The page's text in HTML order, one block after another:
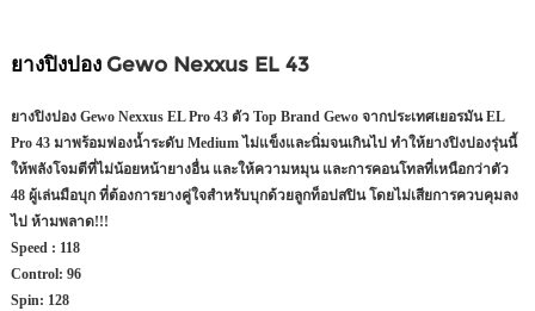
ยางปิงปอง Gewo Nexxus EL 43
ยางปิงปอง Gewo Nexxus EL Pro 43 ตัว Top Brand Gewo จากประเทศเยอรมัน EL
Pro 43 มาพร้อมฟองน้ำระดับ Medium ไม่แข็งและนิ่มจนเกินไป ทำให้ยางปิงปองรุ่นนี้
ให้พลังโจมตีที่ไม่น้อยหน้ายางอื่น และให้ความหมุน และการคอนโทลที่เหนือกว่าตัว
48 ผู้เล่นมือบุก ที่ต้องการยางคู่ใจสำหรับบุกด้วยลูกท็อปสปิน โดยไม่เสียการควบคุมลง
ไป ห้ามพลาด!!!
Speed : 118
Control: 96
Spin: 128